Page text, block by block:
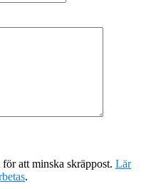
att minska skräppost. Lär
.